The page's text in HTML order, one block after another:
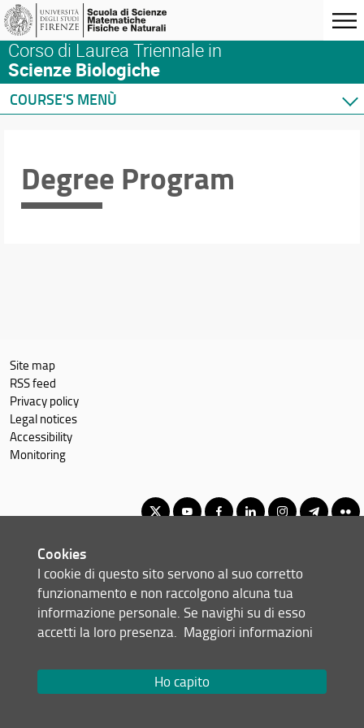
Corso di Laurea Triennale in
Scienze Biologiche
COURSE'S MENÙ
Courses
Academic Staff
Degree Program
Site map
RSS feed
Privacy policy
Legal notices
Accessibility
Monitoring
© Copyright 2012-2026 Università degli Studi di Firenze UNIFI
P.IVA/Cod.Fis 01279680480
Viale Morgagni, 40/44 - 50134 Firenze (FI)
Email:
Cookies
I cookie di questo sito servono al suo corretto
funzionamento e non raccolgono alcuna tua
informazione personale. Se navighi su di esso
accetti la loro presenza. Maggiori informazioni
Ho capito